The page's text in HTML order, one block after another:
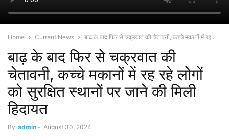
Home Current News बाढ़ के बाद फिर से चक्रवात की चेतावनी, कच्चे मकानों में रह...
बाढ़ के बाद फिर से चक्रवात की
चेतावनी, कच्चे मकानों में रह रहे लोगों
को सुरक्षित स्थानों पर जाने की मिली
हिदायत
By admin - August 30, 2024